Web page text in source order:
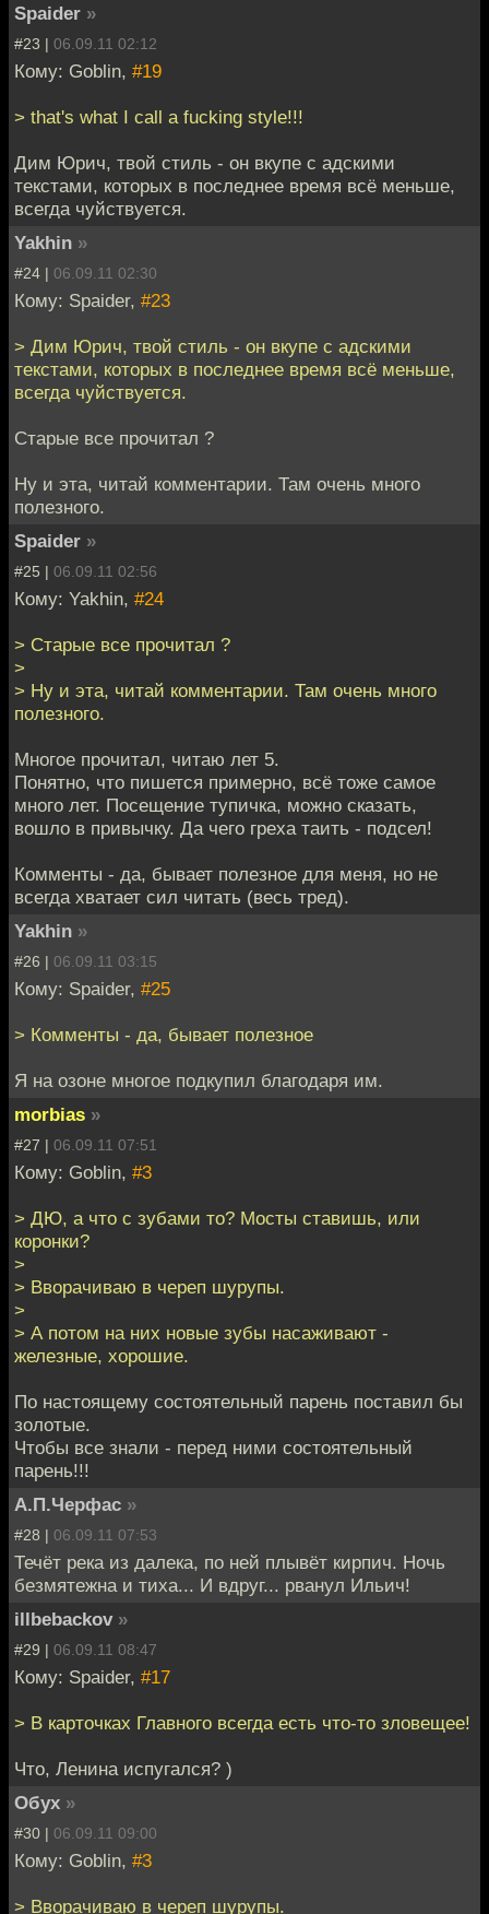
Spaider »
#23 | 06.09.11 02:12
Кому: Goblin, #19
> that's what I call a fucking style!!!
Дим Юрич, твой стиль - он вкупе с адскими
текстами, которых в последнее время всё меньше,
всегда чуйствуется.
Yakhin »
#24 | 06.09.11 02:30
Кому: Spaider, #23
> Дим Юрич, твой стиль - он вкупе с адскими
текстами, которых в последнее время всё меньше,
всегда чуйствуется.
Старые все прочитал ?
Ну и эта, читай комментарии. Там очень много
полезного.
Spaider »
#25 | 06.09.11 02:56
Кому: Yakhin, #24
> Старые все прочитал ?
>
> Ну и эта, читай комментарии. Там очень много
полезного.
Многое прочитал, читаю лет 5.
Понятно, что пишется примерно, всё тоже самое
много лет. Посещение тупичка, можно сказать,
вошло в привычку. Да чего греха таить - подсел!
Комменты - да, бывает полезное для меня, но не
всегда хватает сил читать (весь тред).
Yakhin »
#26 | 06.09.11 03:15
Кому: Spaider, #25
> Комменты - да, бывает полезное
Я на озоне многое подкупил благодаря им.
morbias »
#27 | 06.09.11 07:51
Кому: Goblin, #3
> ДЮ, а что с зубами то? Мосты ставишь, или
коронки?
>
> Вворачиваю в череп шурупы.
>
> А потом на них новые зубы насаживают -
железные, хорошие.
По настоящему состоятельный парень поставил бы
золотые.
Чтобы все знали - перед ними состоятельный
парень!!!
А.П.Черфас »
#28 | 06.09.11 07:53
Течёт река из далека, по ней плывёт кирпич. Ночь
безмятежна и тиха... И вдруг... рванул Ильич!
illbebackov »
#29 | 06.09.11 08:47
Кому: Spaider, #17
> В карточках Главного всегда есть что-то зловещее!
Что, Ленина испугался? )
Обух »
#30 | 06.09.11 09:00
Кому: Goblin, #3
> Вворачиваю в череп шурупы.